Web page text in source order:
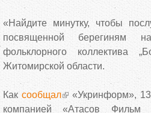
«Найдите минутку, чтобы
посвященной берегиням
фольклорного коллектива
Житомирской области.
Каксообщал
«Укринформ», 13
компанией «Атасов Фильм